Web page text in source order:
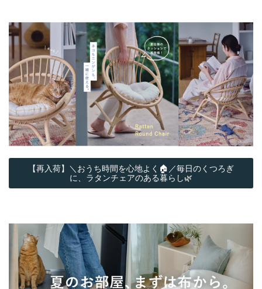
【再入荷】＼おうち時間を心地よく🏠／毎日のくつろぎ
に、ラタンチェアのある暮らし🌿